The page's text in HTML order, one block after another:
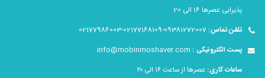
پذیرایی عصرها 16 الی 20
تلفن تماس:
پست الکترونیکی : info@mobinmoshaver.com
ساعات کاری: عصرها از ساعت ۱۶ الی ۲۰